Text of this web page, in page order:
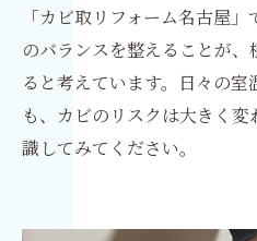
「カビ取リフォーム名古屋
のバランスを整えることが
ると考えています。日々の
も、カビのリスクは大きく
識してみてください。